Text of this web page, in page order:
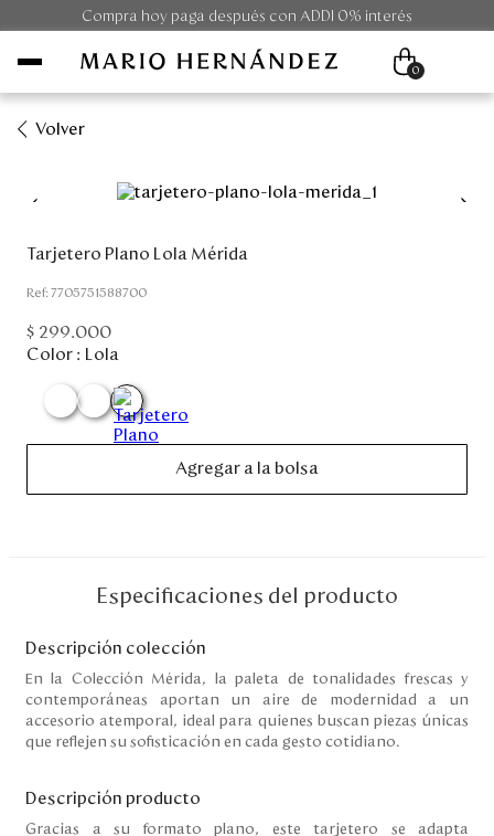
Compra hoy paga después con ADDI 0% interés
Unisex
Viaje
Colecciones
Mi cuenta
Blog
Servicio al cliente
0
Volver
Tarjetero Plano Lola Mérida
:7705751588700
$ 299.000
Color :
Lola
Agregar a la bolsa
Especificaciones del producto
Descripción colección
En la Colección Mérida, la paleta de tonalidades frescas y
contemporáneas aportan un aire de modernidad a un
accesorio atemporal, ideal para quienes buscan piezas únicas
que reflejen su sofisticación en cada gesto cotidiano.
Descripción producto
Gracias a su formato plano, este tarjetero se adapta